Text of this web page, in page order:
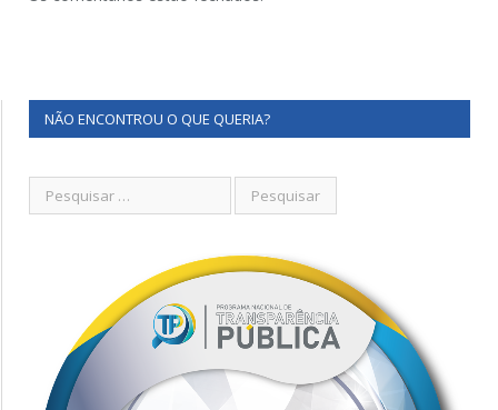
NÃO ENCONTROU O QUE QUERIA?